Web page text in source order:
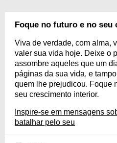
Foque no futuro e no seu
Viva de verdade, com alma,
valer sua vida hoje. Deixe o
assombre aqueles que um
páginas da sua vida, e
quem lhe prejudicou. Foque
seu crescimento interior.
Inspire-se em mensagens
batalhar pelo seu